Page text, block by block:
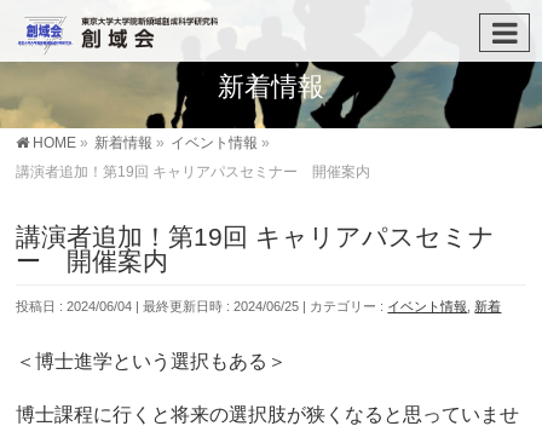
新着情報
HOME » 新着情報 » イベント情報 »
講演者追加！第19回 キャリアパスセミナー 開催案内
講演者追加！第19回 キャリアパスセミナ
ー 開催案内
投稿日 : 2024/06/04 最終更新日時 : 2024/06/25 カテゴリー : イベント情報 新着
＜博士進学という選択もある＞
博士課程に行くと将来の選択肢が狭くなると思っていませ